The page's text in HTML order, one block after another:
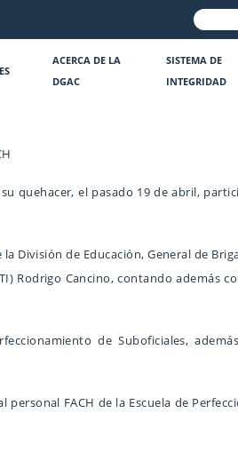
ACERCA DE LA
DGAC
SISTEMA DE
INTEGRIDAD
quehacer, el pasado 19 de abril,
División de Educación, General de
Rodrigo Cancino, contando además
de Suboficiales,
FACH de la Escuela de